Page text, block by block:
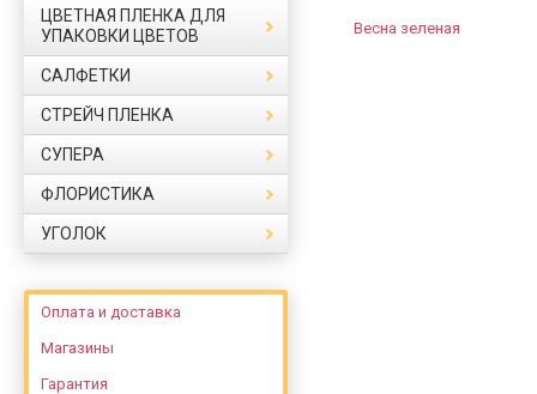
ЦВЕТНАЯ ПЛЕНКА ДЛЯ
УПАКОВКИ ЦВЕТОВ
САЛФЕТКИ
СТРЕЙЧ ПЛЕНКА
СУПЕРА
ФЛОРИСТИКА
УГОЛОК
Оплата и доставка
Магазины
Гарантия